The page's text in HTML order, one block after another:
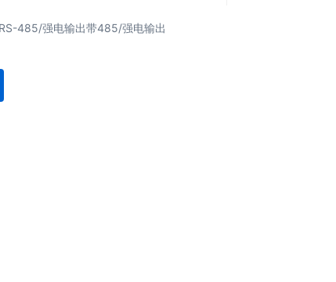
485/强电输出带485/强电输出